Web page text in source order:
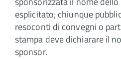
esplicitato; chiunque
resoconti di convegni o
stampa deve dichiarare il
sponsor.